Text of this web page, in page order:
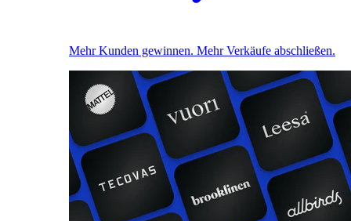
Mehr Kunden gewinnen. Mehr Verkäufe abschließen.